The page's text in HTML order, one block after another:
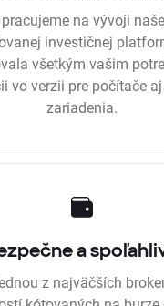
na vývoji
investičnej
všetkým vašim
vo verzii pre počítače
zariadenia.
a
z najväčších